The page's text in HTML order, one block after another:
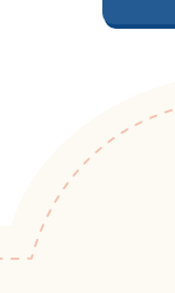
第6回
第3回